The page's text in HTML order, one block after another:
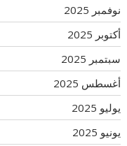
نوفمبر 2025
أكتوبر 2025
سبتمبر 2025
أغسطس 2025
يوليو 2025
يونيو 2025